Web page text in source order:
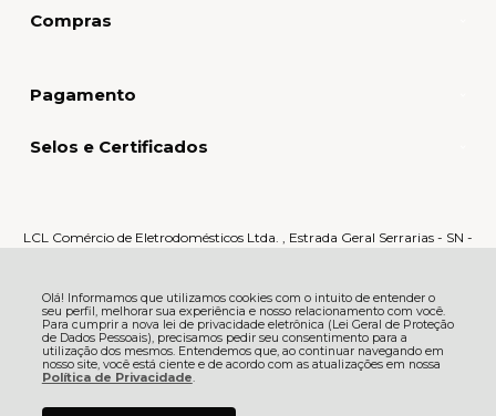
Olá! Informamos que utilizamos cookies com o intuito de entender o
seu perfil, melhorar sua experiência e nosso relacionamento com você.
Para cumprir a nova lei de privacidade eletrônica (Lei Geral de Proteção
de Dados Pessoais), precisamos pedir seu consentimento para a
utilização dos mesmos. Entendemos que, ao continuar navegando em
nosso site, você está ciente e de acordo com as atualizações em nossa
Política de Privacidade.
Compras
Pagamento
Selos e Certificados
LCL Comércio de Eletrodomésticos Ltda. , Estrada Geral Serrarias - SN -
Serrarias - 88870-000 - Orleans - SC